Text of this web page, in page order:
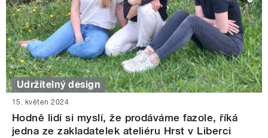
Udržitelný design
15. květen 2024
Hodně lidí si myslí, že prodáváme fazole, říká
jedna ze zakladatelek ateliéru Hrst v Liberci